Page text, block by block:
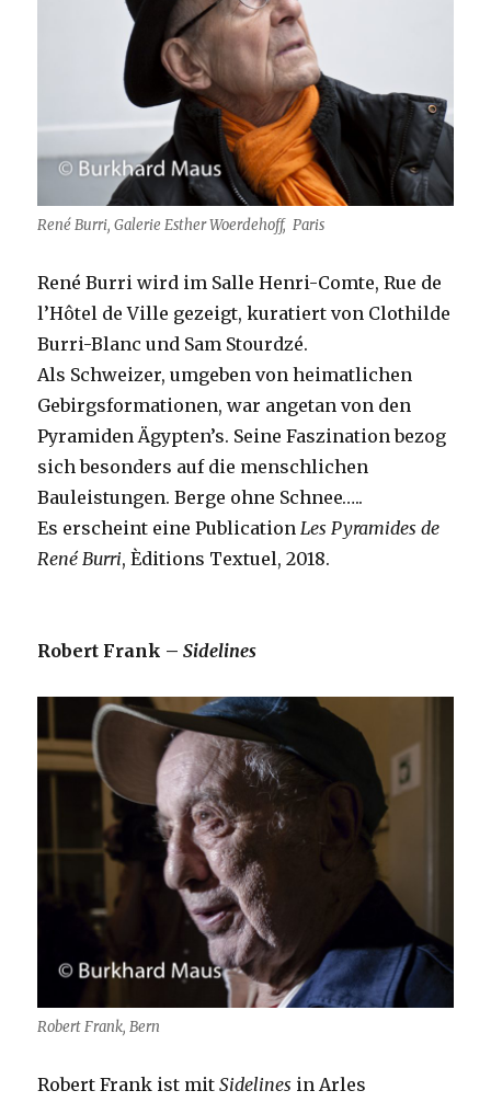
René Burri, Galerie Esther Woerdehoff, Paris
René Burri wird im Salle Henri-Comte, Rue de
l’Hôtel de Ville gezeigt, kuratiert von Clothilde
Burri-Blanc und Sam Stourdzé.
Als Schweizer, umgeben von heimatlichen
Gebirgsformationen, war angetan von den
Pyramiden Ägypten’s. Seine Faszination bezog
sich besonders auf die menschlichen
Bauleistungen. Berge ohne Schnee…..
Es erscheint eine Publication Les Pyramides de
René Burri, Èditions Textuel, 2018.
Robert Frank –Sidelines
Robert Frank, Bern
Robert Frank ist mitSidelines in Arles